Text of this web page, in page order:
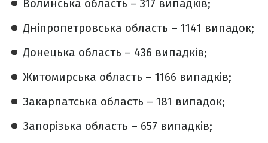
Волинська область – 317 випадків;
Дніпропетровська область – 1141 випадок;
Донецька область – 436 випадків;
Житомирська область – 1166 випадків;
Закарпатська область – 181 випадок;
Запорізька область – 657 випадків;